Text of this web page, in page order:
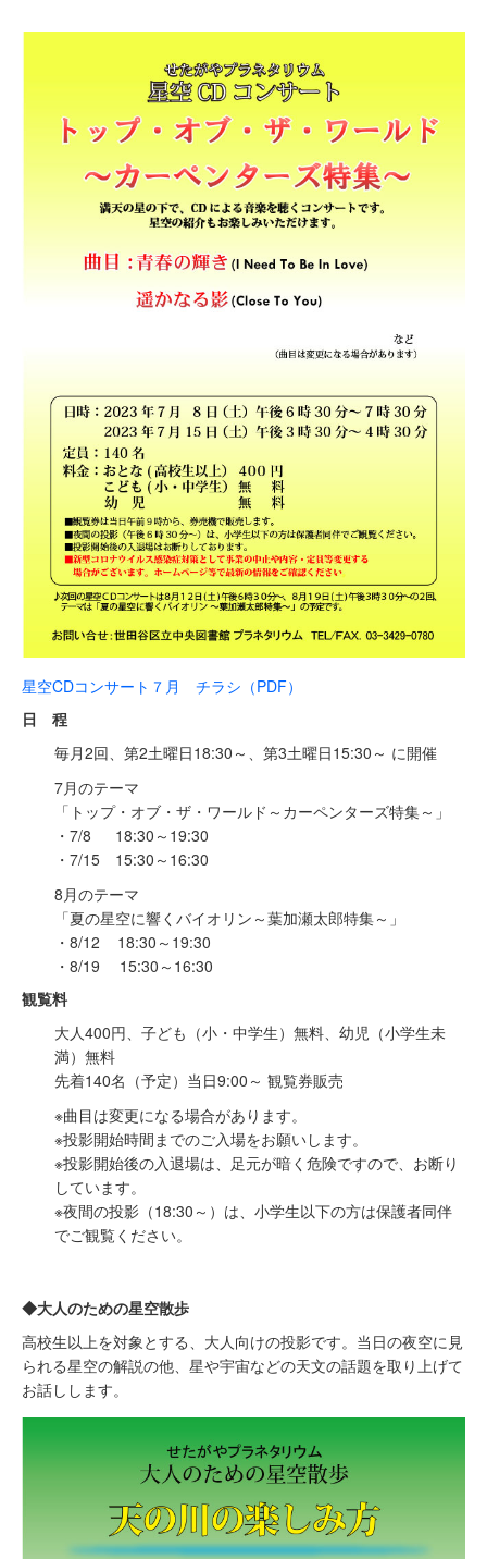
星空CDコンサート７月 チラシ（PDF）
日 程
毎月2回、第2土曜日18:30～、第3土曜日15:30～ に開催
7月のテーマ
「トップ・オブ・ザ・ワールド～カーペンターズ特集～」
・7/8 18:30～19:30
・7/15 15:30～16:30
8月のテーマ
「夏の星空に響くバイオリン～葉加瀬太郎特集～」
・8/12 18:30～19:30
・8/19 15:30～16:30
観覧料
大人400円、子ども（小・中学生）無料、幼児（小学生未
満）無料
先着140名（予定）当日9:00～ 観覧券販売
※曲目は変更になる場合があります。
※投影開始時間までのご入場をお願いします。
※投影開始後の入退場は、足元が暗く危険ですので、お断り
しています。
※夜間の投影（18:30～）は、小学生以下の方は保護者同伴
でご観覧ください。
◆大人のための星空散歩
高校生以上を対象とする、大人向けの投影です。当日の夜空に見
られる星空の解説の他、星や宇宙などの天文の話題を取り上げて
お話しします。